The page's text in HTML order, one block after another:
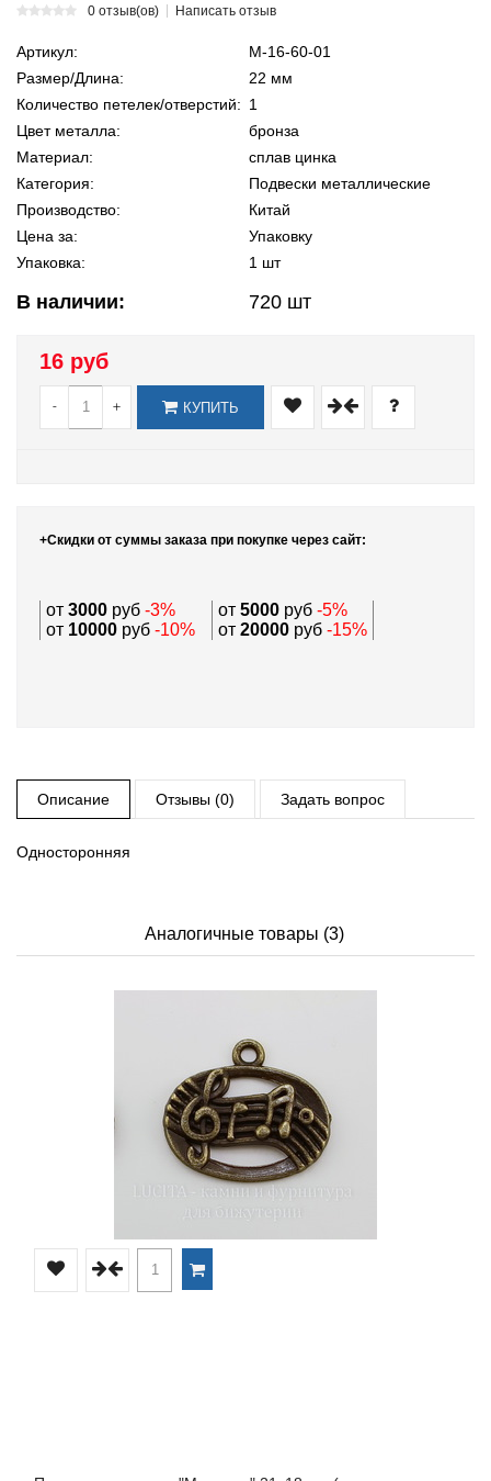
0 отзыв(ов) Написать отзыв
Артикул:
М-16-60-01
Размер/Длина:
22 мм
Количество петелек/отверстий: 1
Цвет металла:
бронза
Материал:
сплав цинка
Категория:
Подвески металлические
Производство:
Китай
Цена за:
Упаковку
Упаковка:
1 шт
В наличии: 720 шт
16 руб
- + КУПИТЬ
+Скидки от суммы заказа при покупке через сайт:
от 3000 руб -3% от 5000 руб -5%
от 10000 руб -10% от 20000 руб -15%
Описание Отзывы (0) Задать вопрос
Односторонняя
Аналогичные товары (3)